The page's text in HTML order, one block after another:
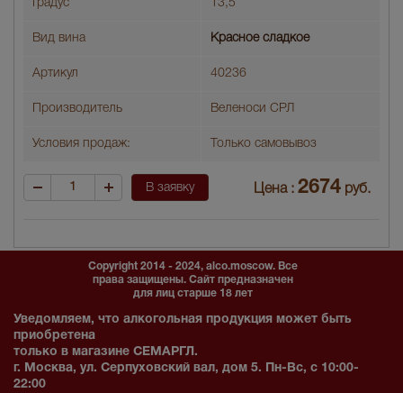
Градус 13,5
Вид вина Красное сладкое
Артикул 40236
Производитель Веленоси СРЛ
Условия продаж: Только самовывоз
В заявку Цена : 2674 руб.
Copyright 2014 - 2024, alco.moscow. Все
права защищены. Сайт предназначен
для лиц старше 18 лет
Уведомляем, что алкогольная продукция может быть
приобретена
только в магазине СЕМАРГЛ.
г. Москва, ул. Серпуховский вал, дом 5. Пн-Вс, с 10:00-
22:00